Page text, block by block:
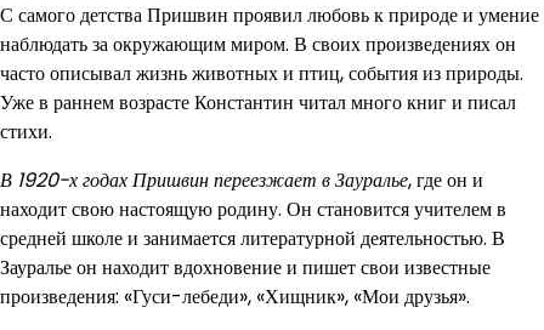
С самого детства Пришвин проявил любовь к природе и умение
наблюдать за окружающим миром. В своих произведениях он
часто описывал жизнь животных и птиц, события из природы.
Уже в раннем возрасте Константин читал много книг и писал
стихи.
В 1920-х годах Пришвин переезжает в Зауралье, где он и
находит свою настоящую родину. Он становится учителем в
средней школе и занимается литературной деятельностью. В
Зауралье он находит вдохновение и пишет свои известные
произведения: «Гуси-лебеди», «Хищник», «Мои друзья».